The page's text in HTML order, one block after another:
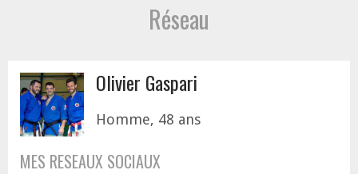
Réseau
Olivier Gaspari
Homme, 48 ans
MES RESEAUX SOCIAUX